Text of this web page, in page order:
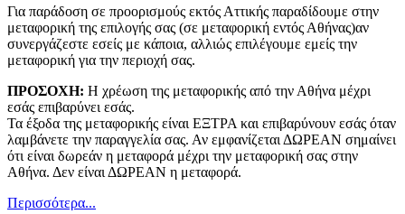
Για παράδοση σε προορισμούς εκτός Αττικής παραδίδουμε στην
μεταφορική της επιλογής σας (σε μεταφορική εντός Αθήνας)αν
συνεργάζεστε εσείς με κάποια, αλλιώς επιλέγουμε εμείς την
μεταφορική για την περιοχή σας.
ΠΡΟΣΟΧΗ: Η χρέωση της μεταφορικής από την Αθήνα μέχρι
εσάς επιβαρύνει εσάς.
Τα έξοδα της μεταφορικής είναι ΕΞΤΡΑ και επιβαρύνουν εσάς όταν
λαμβάνετε την παραγγελία σας. Αν εμφανίζεται ΔΩΡΕΑΝ σημαίνει
ότι είναι δωρεάν η μεταφορά μέχρι την μεταφορική σας στην
Αθήνα. Δεν είναι ΔΩΡΕΑΝ η μεταφορά.
Περισσότερα...